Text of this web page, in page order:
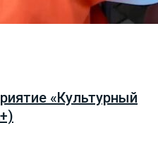
«Культурный